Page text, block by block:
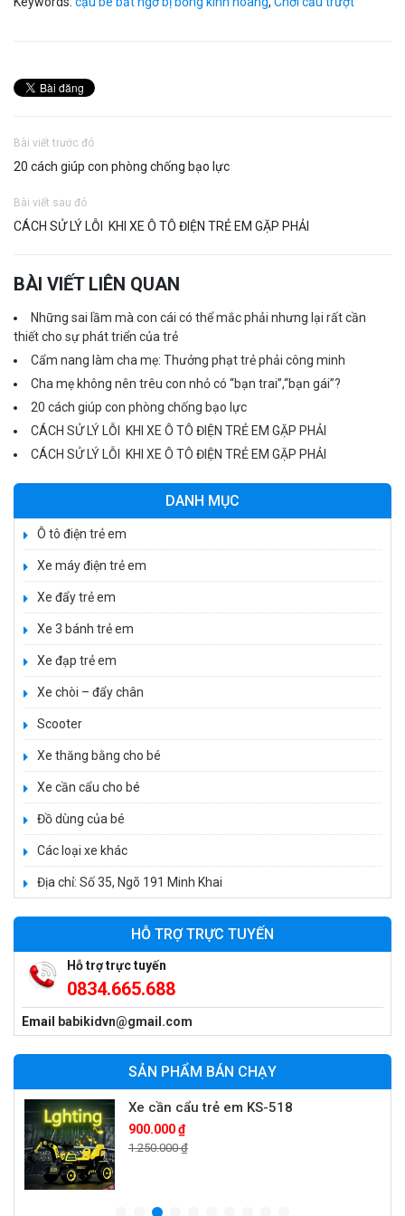
Bài viết trước đó
20 cách giúp con phòng chống bạo lực
Bài viết sau đó
CÁCH SỬ LÝ LỖI KHI XE Ô TÔ ĐIỆN TRẺ EM GẶP PHẢI
BÀI VIẾT LIÊN QUAN
Những sai lầm mà con cái có thể mắc phải nhưng lại rất cần
thiết cho sự phát triển của trẻ
Cẩm nang làm cha mẹ: Thưởng phạt trẻ phải công minh
Cha mẹ không nên trêu con nhỏ có “bạn trai”,“bạn gái”?
20 cách giúp con phòng chống bạo lực
CÁCH SỬ LÝ LỖI KHI XE Ô TÔ ĐIỆN TRẺ EM GẶP PHẢI
CÁCH SỬ LÝ LỖI KHI XE Ô TÔ ĐIỆN TRẺ EM GẶP PHẢI
DANH MỤC
Ô tô điện trẻ em
Xe máy điện trẻ em
Xe đẩy trẻ em
Xe 3 bánh trẻ em
Xe đạp trẻ em
Xe chòi – đẩy chân
Scooter
Xe thăng bằng cho bé
Xe cần cẩu cho bé
Đồ dùng của bé
Các loại xe khác
Địa chỉ: Số 35, Ngõ 191 Minh Khai
HỖ TRỢ TRỰC TUYẾN
Hỗ trợ trực tuyến
0834.665.688
Email babikidvn@gmail.com
SẢN PHẨM BÁN CHẠY
Xe 3 bánh đạp trẻ em FE-188
750.000 ₫
Xe máy điện trẻ em vecpa XW02
950.000 ₫
1.250.000 ₫
Xe cần cẩu trẻ em KS-518
900.000 ₫
1.250.000 ₫
Xe máy điện trẻ em T118
950.000 ₫